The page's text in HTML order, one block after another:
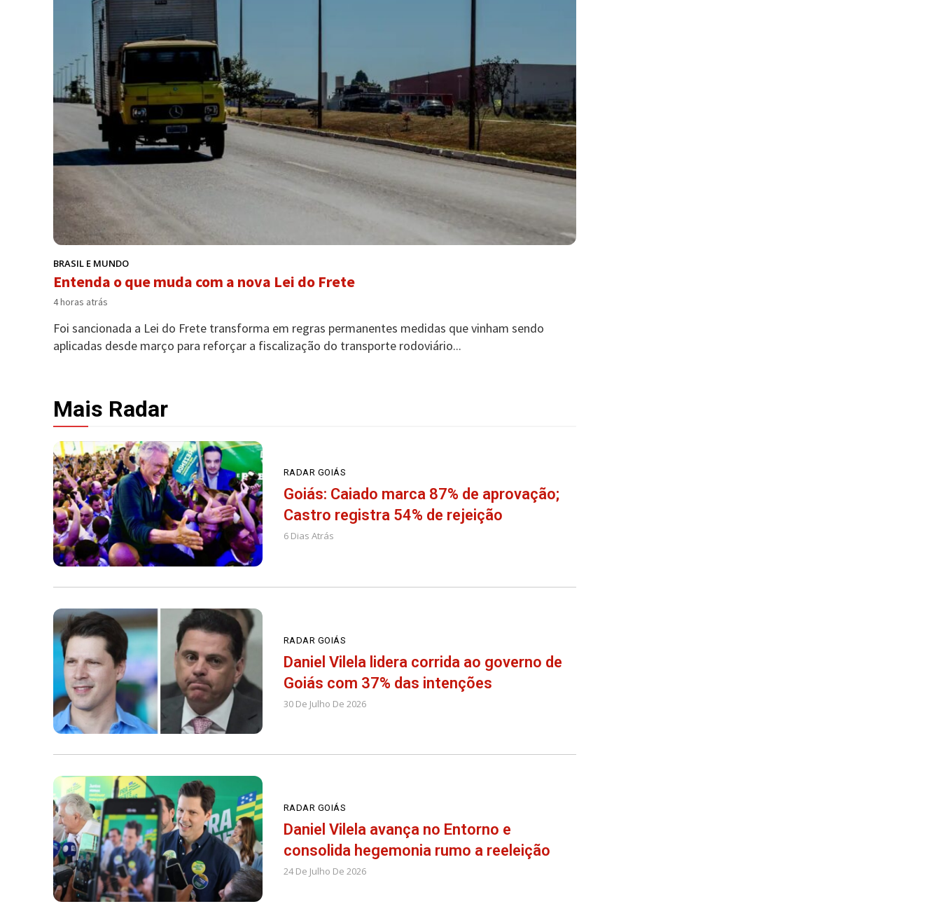
BRASIL E MUNDO
Entenda o que muda com a nova Lei do Frete
4 horas atrás
Foi sancionada a Lei do Frete transforma em regras permanentes medidas que vinham sendo
aplicadas desde março para reforçar a fiscalização do transporte rodoviário...
Mais Radar
RADAR GOIÁS
Goiás: Caiado marca 87% de aprovação;
Castro registra 54% de rejeição
6 Dias Atrás
RADAR GOIÁS
Daniel Vilela lidera corrida ao governo de
Goiás com 37% das intenções
30 De Julho De 2026
RADAR GOIÁS
Daniel Vilela avança no Entorno e
consolida hegemonia rumo a reeleição
24 De Julho De 2026